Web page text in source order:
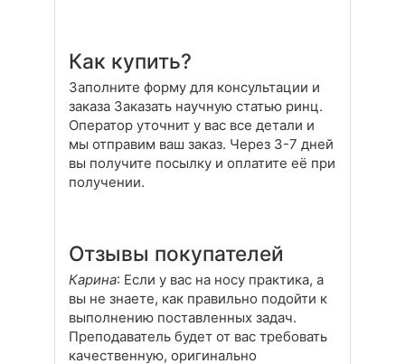
Как купить?
Заполните форму для консультации и
заказа Заказать научную статью ринц.
Оператор уточнит у вас все детали и
мы отправим ваш заказ. Через 3-7 дней
вы получите посылку и оплатите её при
получении.
Отзывы покупателей
Карина: Если у вас на носу практика, а
вы не знаете, как правильно подойти к
выполнению поставленных задач.
Преподаватель будет от вас требовать
качественную, оригинально